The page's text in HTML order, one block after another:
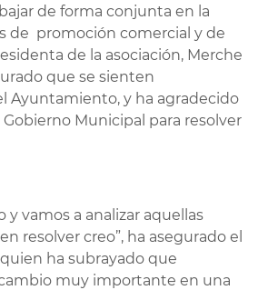
de forma conjunta en la
de promoción comercial y de
de la asociación, Merche
que se sienten
Ayuntamiento, y ha agradecido
Municipal para resolver
y vamos a analizar aquellas
resolver creo”, ha asegurado el
ha subrayado que
muy importante en una